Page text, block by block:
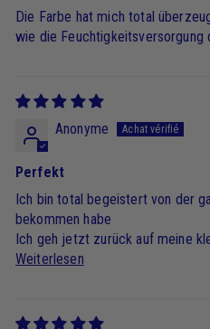
Die Farbe hat mich total
wie die Feuchtigkeitsversorgung
Anonyme
Perfekt
Ich bin total begeistert von der
bekommen habe
Ich geh jetzt zurück auf meine
Weiterlesen